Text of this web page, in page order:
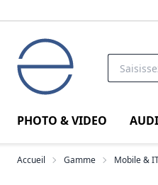
PHOTO & VIDEO
Accueil Gamme Mobile &